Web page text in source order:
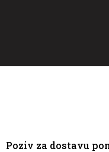
Poziv za dostavu